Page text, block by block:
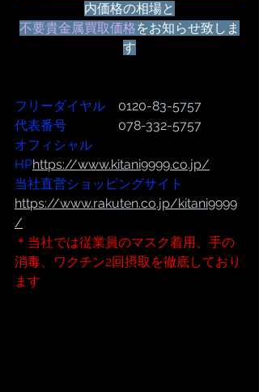
内価格の相場と
不要貴金属買取価格をお知らせ致しま
す
フリーダイヤル 0120-83-5757
代表番号
              078-332-5757
オフィシャル
HPhttps://www.kitani9999.co.jp/
当社直営ショッピングサイト
https://www.rakuten.co.jp/kitani9999
/
＊当社では従業員のマスク着用、手の
消毒、ワクチン2回摂取を徹底しており
ます